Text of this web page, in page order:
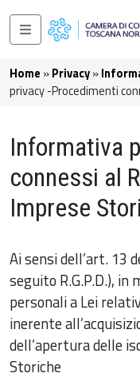
Salta al contenuto
Navigazione
Briciole di
Home Privacy
privacy -Procedimenti
Informativa
connessi al
Imprese
Ai sensi dell’art. 13
seguito R.G.P.D.),
personali a Lei
inerente
dell’apertura delle
Storiche